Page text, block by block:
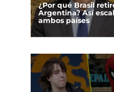
¿Por qué Brasil
Argentina? Así
ambos países